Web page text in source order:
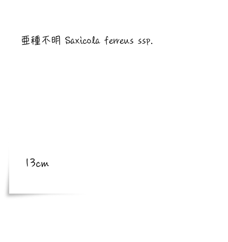
亜種不明 Saxicola ferreus ssp.
13cm